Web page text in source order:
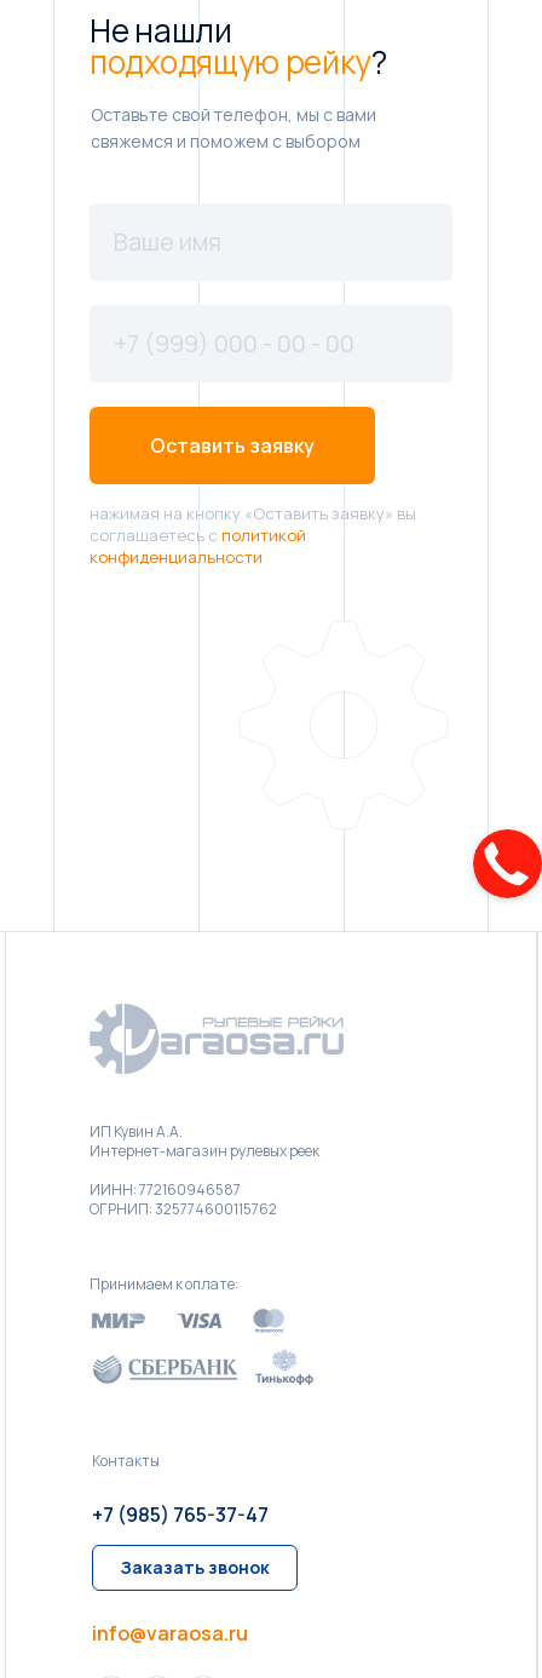
Не нашли
подходящую рейку?
Оставьте свой телефон, мы с вами
свяжемся и поможем с выбором
Оставить заявку
нажимая на кнопку «Оставить заявку» вы
соглашаетесь с политикой
конфиденциальности
Принимаем к оплате:
Контакты
ИП Кувин А.А.
Интернет-магазин рулевых реек
ИИНН: 772160946587
ОГРНИП: 325774600115762
info@varaosa.ru
+7 (985) 765-37-47
Заказать звонок